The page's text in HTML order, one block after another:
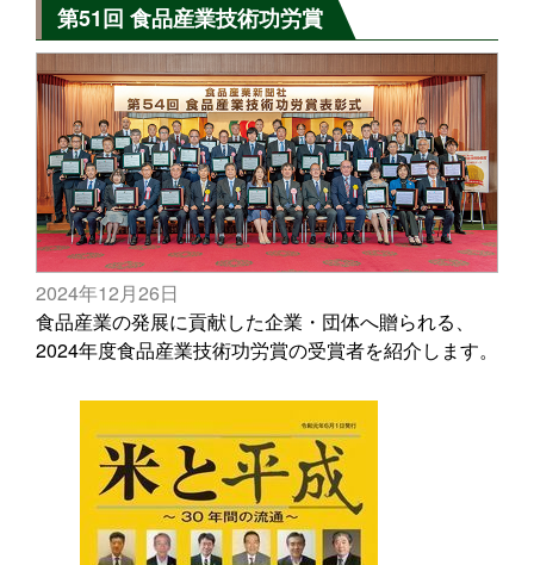
第51回 食品産業技術功労賞
2024年12月26日
食品産業の発展に貢献した企業・団体へ贈られる、
2024年度食品産業技術功労賞の受賞者を紹介します。